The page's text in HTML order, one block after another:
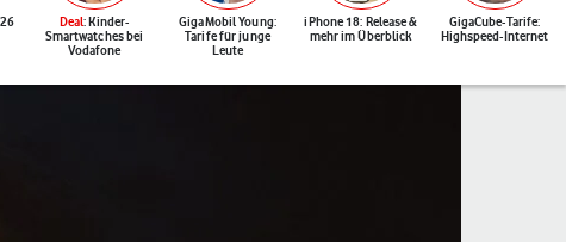
Deal: Kinder-
Smartwatches bei
Vodafone
GigaMobil Young:
Tarife für junge
Leute
iPhone 18: Release &
mehr im Überblick
GigaCube-Tarife:
Highspeed-Internet